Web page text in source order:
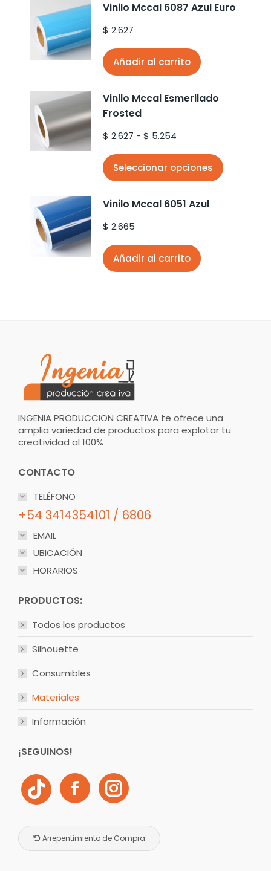
Vinilo Mccal 6087 Azul Euro
$ 2.627
Añadir al carrito
Vinilo Mccal Esmerilado
Frosted
$ 2.627 - $ 5.254
Seleccionar opciones
Vinilo Mccal 6051 Azul
$ 2.665
Añadir al carrito
INGENIA PRODUCCION CREATIVA te ofrece una
amplia variedad de productos para explotar tu
creatividad al 100%
CONTACTO
TELÉFONO
+54 3414354101 / 6806
EMAIL
UBICACIÓN
HORARIOS
PRODUCTOS:
Todos los productos
Silhouette
Consumibles
Materiales
Información
¡SEGUINOS!
Arrepentimiento de Compra